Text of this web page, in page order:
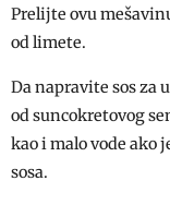
Prelijte ovu
od limete.
Da napravite sos za
od suncokretovog
kao i malo vode ako
sosa.